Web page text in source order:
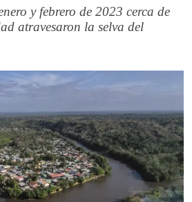
y febrero de 2023 cerca de
atravesaron la selva del